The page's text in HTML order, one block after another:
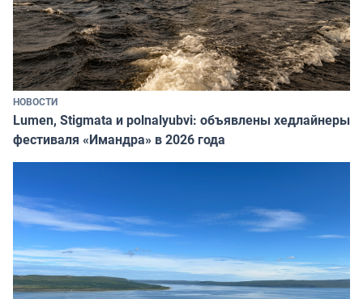
НОВОСТИ
Lumen, Stigmata и polnalyubvi: объявлены хедлайнеры
фестиваля «Имандра» в 2026 года